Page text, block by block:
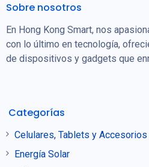
Sobre nosotros
En Hong Kong Smart, nos
con lo último en tecnología,
de dispositivos y gadgets que
Categorías
Celulares, Tablets y Accesorios
Energía Solar